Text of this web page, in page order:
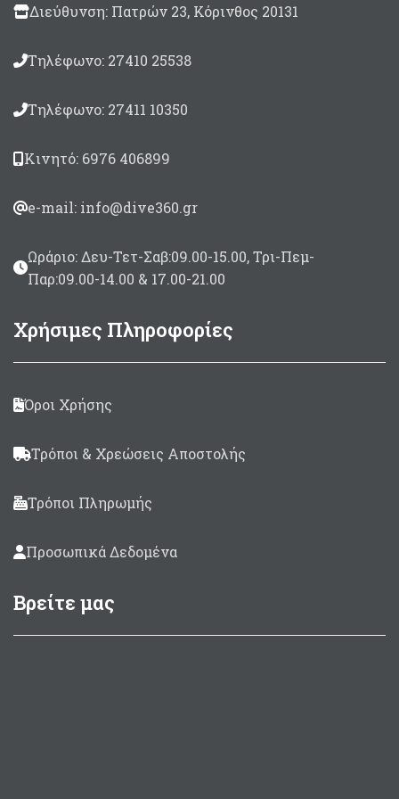
Διεύθυνση: Πατρών 23, Κόρινθος 20131
Τηλέφωνο: 27410 25538
Τηλέφωνο: 27411 10350
Κινητό: 6976 406899
e-mail: info@dive360.gr
Ωράριο: Δευ-Τετ-Σαβ:09.00-15.00, Τρι-Πεμ-
Παρ:09.00-14.00 & 17.00-21.00
Χρήσιμες Πληροφορίες
Όροι Χρήσης
Τρόποι & Χρεώσεις Αποστολής
Τρόποι Πληρωμής
Προσωπικά Δεδομένα
Βρείτε μας